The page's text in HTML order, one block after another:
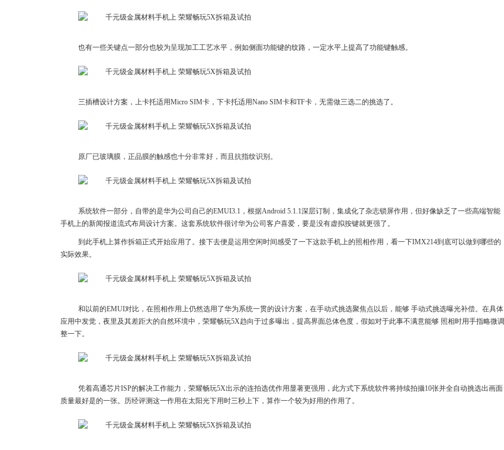
也有一些关键点一部分也较为呈现加工工艺水平，例如侧面功能键的纹路，一定水平上提高了功能键触感。
三插槽设计方案，上卡托适用Micro SIM卡，下卡托适用Nano SIM卡和TF卡，无需做三选二的挑选了。
原厂已玻璃膜，正品膜的触感也十分非常好，而且抗指纹识别。
系统软件一部分，自带的是华为公司自己的EMUI3.1，根据Android 5.1.1深层订制，集成化了杂志锁屏作用，但好像缺乏了一些高端智能
手机上的新闻报道流式布局设计方案。这套系统软件很讨华为公司客户喜爱，要是没有虚拟按键就更强了。
到此手机上算作拆箱正式开始应用了。接下去便是运用空闲时间感受了一下这款手机上的照相作用，看一下IMX214到底可以做到哪些的
实际效果。
和以前的EMUI对比，在照相作用上仍然选用了华为系统一贯的设计方案，在手动式挑选聚焦点以后，能够 手动式挑选曝光补偿。在具体
应用中发觉，夜里及其差距大的自然环境中，荣耀畅玩5X趋向于过多曝出，提高界面总体色度，假如对于此事不满意能够 照相时用手指略微调
整一下。
凭着高通芯片ISP的解决工作能力，荣耀畅玩5X出示的连拍选优作用显著更强用，此方式下系统软件将持续拍攝10张并全自动挑选出画面
质量最好是的一张。历经评测这一作用在太阳光下用时三秒上下，算作一个较为好用的作用了。